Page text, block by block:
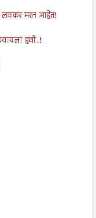
लवकर मरत आहेत!
हवी..!